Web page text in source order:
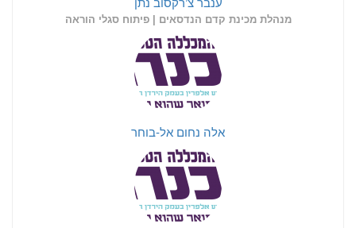
מנהלת מכינת קדם הנדסאים | פיתוח סגלי הוראה
אלה נחום אל-בוחר